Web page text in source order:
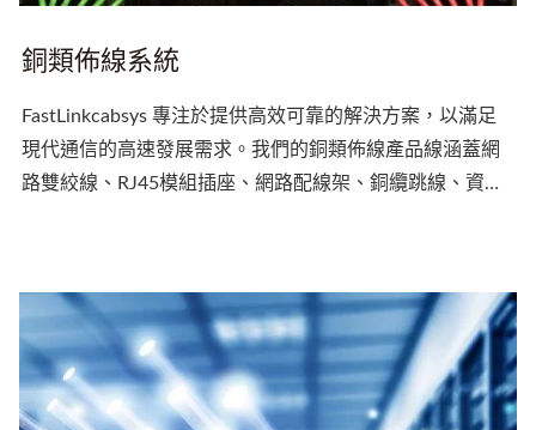
銅類佈線系統
FastLinkcabsys 專注於提供高效可靠的解決方案，以滿足
現代通信的高速發展需求。我們的銅類佈線產品線涵蓋網
路雙絞線、RJ45模組插座、網路配線架、銅纜跳線、資訊